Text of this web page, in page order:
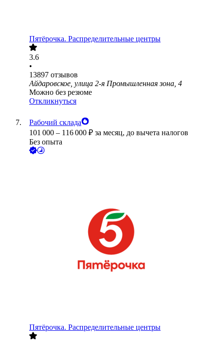
Пятёрочка. Распределительные центры
3.6
•
13897 отзывов
Айдаровское, улица 2-я Промышленная зона, 4
Можно без резюме
Откликнуться
Рабочий склада
101 000 – 116 000 ₽ за месяц, до вычета налогов
Без опыта
Пятёрочка. Распределительные центры